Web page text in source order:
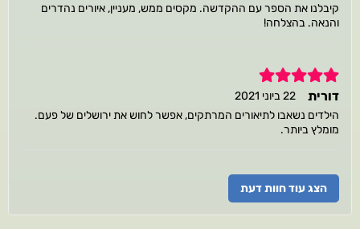
קיבלנו את הספר עם ההקדשה. מקסים ממש, מעניין, איורים נהדרים
והנאה. בהצלחה!
5
דורית
22 ביוני 2021
הילדים נשאבו לתיאורים המרתקים, אפשר לחוש את ירושלים של פעם.
מומלץ ביותר.
הצג עוד חוות דעת